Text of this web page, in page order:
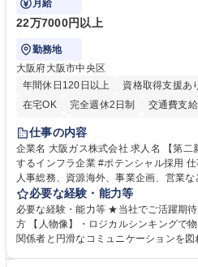
月給
22万7000円以上
勤務地
大阪府大阪市中央区
年間休日120日以上
資格取得支援あ
在宅OK
完全週休2日制 交通費支給
服装自由
第二新卒歓迎
仕事の内容
企業名 大阪ガス株式会社 求人名 【第二新卒】事務系総合職 #関西を代表
するインフラ企業 #ポテンシャル採用 仕事の内容 事務系総合職として、
人事総務、資源海外、事業企画、営業
す。 【業務内容の一例】■所属事業部の
務 ■営業部門の企画スタッフ、ルート営業 【キャリアパス】入社後の
ポジションで一定期間ご活躍頂いた後、
鑑みてジョブローテーションを行います
必要な経験・能力等
必要な経験・能力等 ★当社でご活躍期
方 【人物像】・ロジカルシンキングで
関係者と円滑なコミュニケーションを図れる ■2024年度から